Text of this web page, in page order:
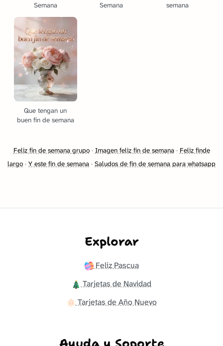
Semana
Semana
semana
Que tengan un
buen fin de semana
Feliz fin de semana grupo· Imagen feliz fin de semana· Feliz finde
largo · Y este fin de semana · Saludos de fin de semana para whatsapp
Explorar
Feliz Pascua
Tarjetas de Navidad
Tarjetas de Año Nuevo